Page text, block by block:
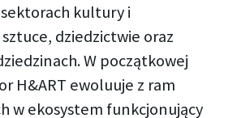
kultury i
dziedzictwie oraz
W początkowej
H&ART ewoluuje z ram
w ekosystem funkcjonujący